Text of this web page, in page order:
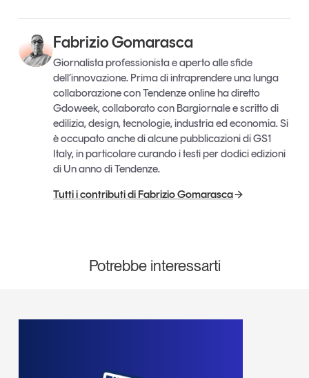
Fabrizio Gomarasca
Giornalista professionista e aperto alle sfide
dell’innovazione. Prima di intraprendere una lunga
collaborazione con Tendenze online ha diretto
Gdoweek, collaborato con Bargiornale e scritto di
edilizia, design, tecnologie, industria ed economia. Si
è occupato anche di alcune pubblicazioni di GS1
Italy, in particolare curando i testi per dodici edizioni
di Un anno di Tendenze.
Tutti i contributi di Fabrizio Gomarasca
Potrebbe interessarti